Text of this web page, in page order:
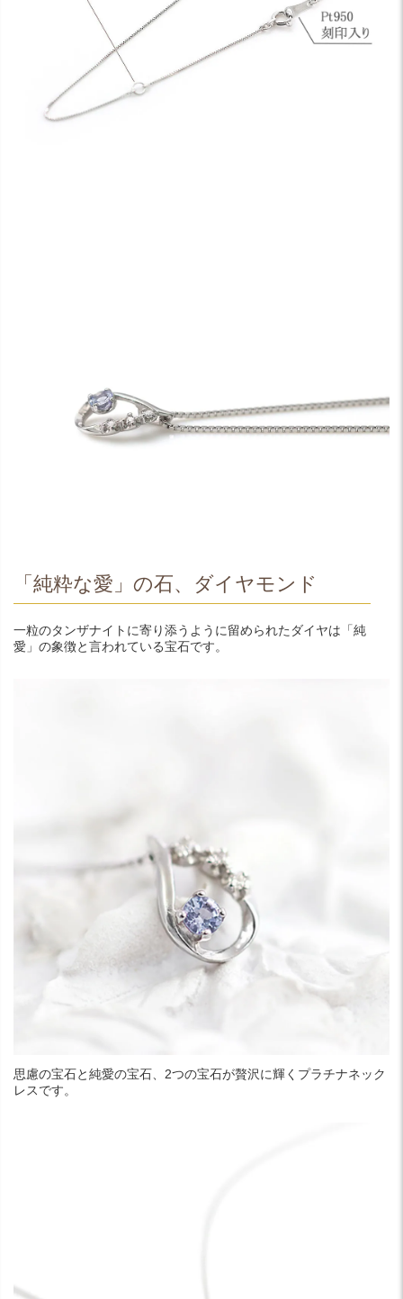
「純粋な愛」の石、ダイヤモンド
一粒のタンザナイトに寄り添うように留められたダイヤは「純
愛」の象徴と言われている宝石です。
思慮の宝石と純愛の宝石、2つの宝石が贅沢に輝くプラチナネック
レスです。